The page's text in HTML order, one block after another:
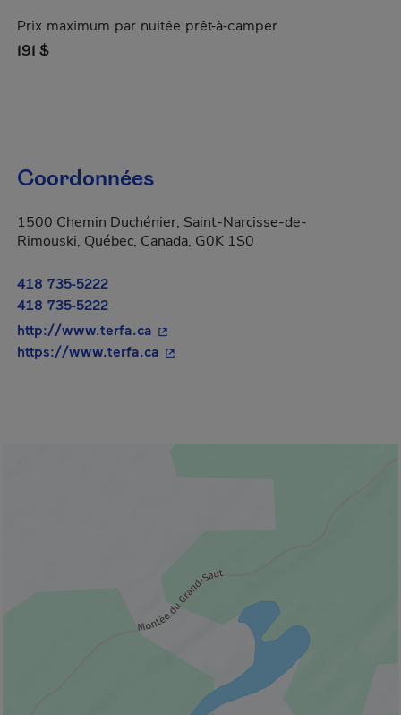
Prix maximum par nuitée prêt-à-camper
191 $
Coordonnées
1500 Chemin Duchénier, Saint-Narcisse-de-
Rimouski, Québec, Canada, G0K 1S0
418 735-5222
418 735-5222
http://www.terfa.ca - Cet hyperlien s'ouvrira dans une
https://www.terfa.ca - Cet hyperlien s'ouvrira dans une